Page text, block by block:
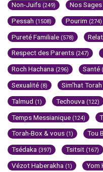
Non-Juifs (249) Nos Sages
Pessah (1508) Pourim (274)
Pureté Familiale (578)
Respect des Parents (247)
Roch Hachana (296) Santé
Sexualité (8) Sim'hat Torah
Talmud (1) Techouva (122)
Temps Messianique (124)
Torah-Box & vous (1) Tou
Tsédaka (397) Tsitsit (167)
Vézot Haberakha (1) Yom